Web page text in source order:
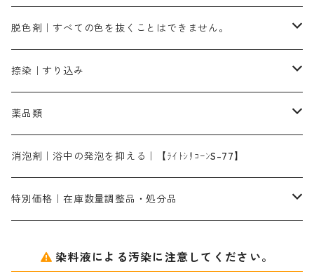
染料一覧ー500g入り
1kg
ピンクMB｜ピンク色
ローズMB｜鮮やかなピンク色）
スカイブルーMG｜緑みの空色
ターキスブルーHNG｜緑みの空色
ブラックMG（青みの黒色）
ネオホワイトR
片羽刷毛
洋型紙9番手｜中薄口｜約54cm×110cm
伸子
型洗いブラシ
芒硝｜綿・麻の染色に使用する。
アゾリン200％｜綿・麻・絹・羊毛・ナイロンの染色
レオニールEHC｜反応染料用
染料の浸透剤
ソルバライトS-70｜各種繊維の浸し染めに使用可能
染料の定着向上剤
ライトフィックスAコンク｜綿・麻もしくは直接染料で染めた素材
シルクフィックス３A｜絹の染料定着向上剤
アルカリ剤｜反応染料用
ソーダ灰
染料溶解剤
セレナゾールPDN｜各種染料の染料溶解剤
ネオポールB－300｜反応染料のソーピング剤
仕上げ剤｜柔軟・平滑剤
白場汚染防止剤
カルボキシメチルセルロース（CMC）
海藻系
たんぱく質系
化学糊（PVA）
防腐剤｜アルカリ性
脱色剤｜すべての色を抜くことはできません。
脱色剤
全体脱色｜ハイドロサルファイトコンク
部分脱色｜デグロリンSコンク
脱色助剤｜浸透・複色抑制剤
メイプロガムNP｜にじみ防止剤
アミラヂンD｜浸透・複色抑制剤
捺染｜すり込み
染料溶解剤｜染料の均一な浸透・吸着を補助する
捺染糊
メイプロガムNP（綿・麻・絹用｜直接・酸性・含金染料用）
白場汚染防止剤｜ソーピング剤｜水洗する際の再汚染防止剤
薬品類
ア行
カ行
消泡剤｜浴中の発泡を抑える｜【ﾗｲﾄｼﾘｺｰﾝS-77】
特別価格｜在庫数量調整品・処分品
染料液による汚染に注意してください。